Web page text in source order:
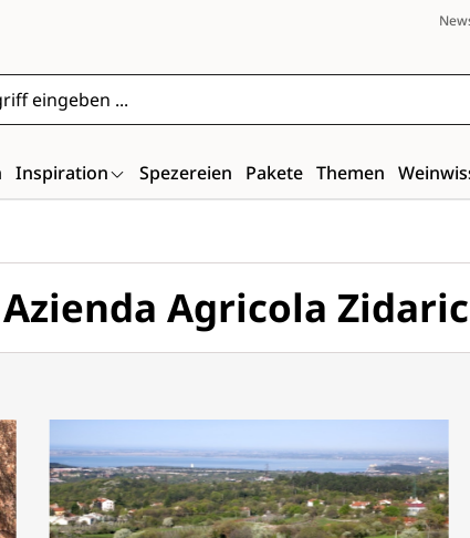
Inspiration Spezereien Pakete Themen
Azienda Agricola